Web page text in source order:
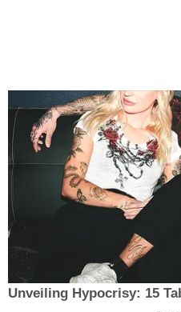
Unveiling Hypocrisy: 15